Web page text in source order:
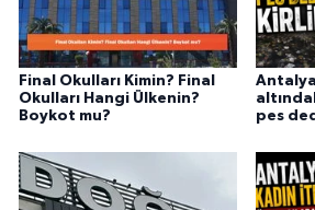
Final Okulları Kimin? Final
Okulları Hangi Ülkenin?
Boykot mu?
pes